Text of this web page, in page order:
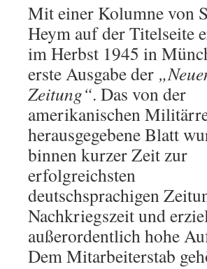
Mit einer Kolumne von
Heym auf der Titelseite
im Herbst 1945 in
erste Ausgabe der
Zeitung“. Das von der
amerikanischen
herausgegebene Blatt
binnen kurzer Zeit zur
erfolgreichsten
deutschsprachigen
Nachkriegszeit und
außerordentlich hohe
Dem Mitarbeiterstab